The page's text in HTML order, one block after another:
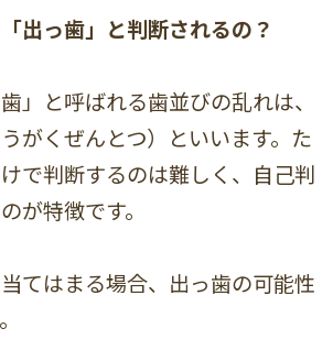
出っ歯」と判断されるの？
」と呼ばれる歯並びの乱れは、
がくぜんとつ）といいます。た
で判断するのは難しく、自己判
が特徴です。
てはまる場合、出っ歯の可能性